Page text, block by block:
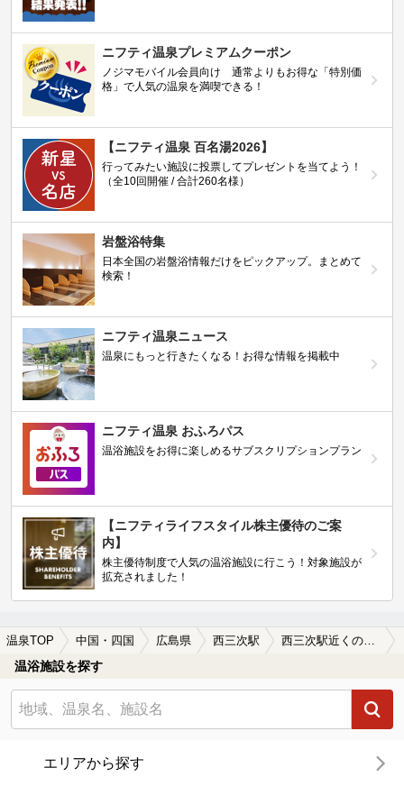
ニフティ温泉プレミアムクーポン
ノジマモバイル会員向け 通常よりもお得な「特別価
格」で人気の温泉を満喫できる！
【ニフティ温泉 百名湯2026】
行ってみたい施設に投票してプレゼントを当てよう！
（全10回開催 / 合計260名様）
岩盤浴特集
日本全国の岩盤浴情報だけをピックアップ。まとめて
検索！
ニフティ温泉ニュース
温泉にもっと行きたくなる！お得な情報を掲載中
ニフティ温泉 おふろパス
温浴施設をお得に楽しめるサブスクリプションプラン
【ニフティライフスタイル株主優待のご案
内】
株主優待制度で人気の温浴施設に行こう！対象施設が
拡充されました！
温泉TOP 中国・四国 広島県 西三次駅 西三次駅近くの温泉宿・温泉旅館・ホテルおすすめ(2026年版)
温浴施設を探す
エリアから探す